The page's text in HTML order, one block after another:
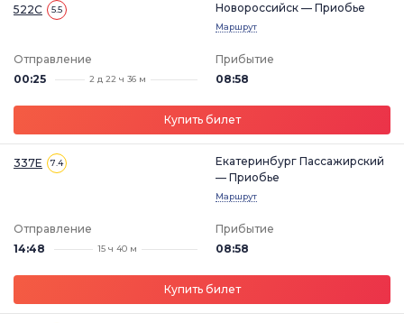
522С 5.5 Новороссийск — Приобье
Маршрут
Отправление
00:25
2 д 22 ч 36 м
Прибытие
08:58
Купить билет
337Е 7.4
Екатеринбург Пассажирский
— Приобье
Маршрут
Отправление
14:48
15 ч 40 м
Прибытие
08:58
Купить билет